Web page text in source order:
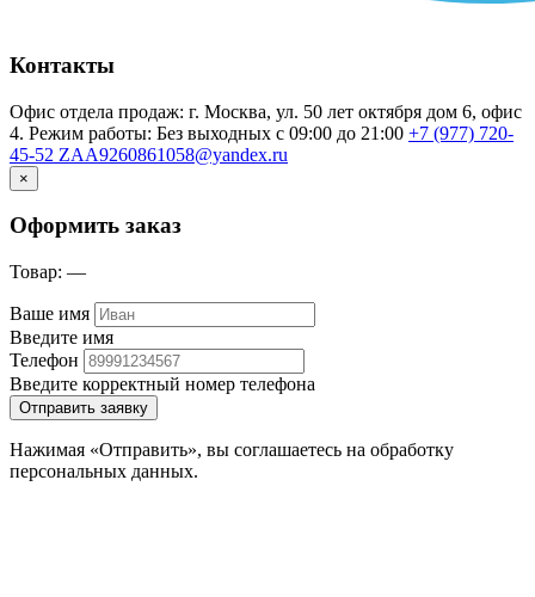
Контакты
Офис отдела продаж: г. Москва, ул. 50 лет октября дом 6, офис
4. Режим работы: Без выходных с 09:00 до 21:00 +7 (977) 720-
45-52 ZAA9260861058@yandex.ru
×
Оформить заказ
Товар: —
Ваше имя
Введите имя
Телефон
Введите корректный номер телефона
Отправить заявку
Нажимая «Отправить», вы соглашаетесь на обработку
персональных данных.